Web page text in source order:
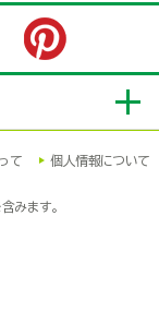
て 個人情報について
みます。